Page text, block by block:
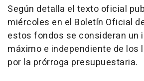
Según detalla el texto oficial
miércoles en el Boletín Oficial
estos fondos se consideran un
máximo e independiente de
por la prórroga presupuestaria.